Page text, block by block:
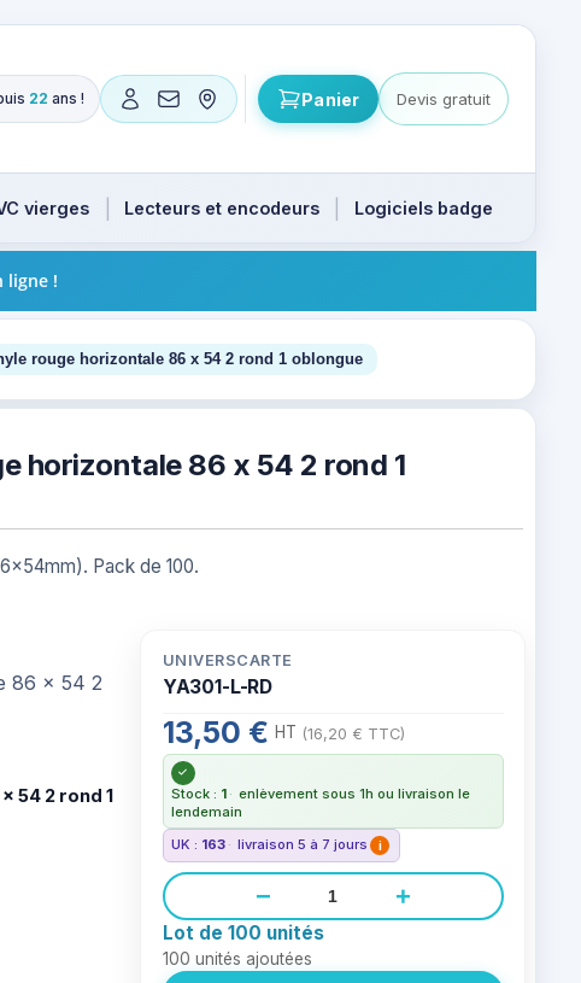
produits. Flèches haut et bas pour naviguer, Entrée
Panier Devis gratuit
22 ans !
vierges Lecteurs et encodeurs Logiciels badge
ligne !
rouge horizontale 86 x 54 2 rond 1 oblongue 4
horizontale 86 x 54 2 rond 1
Pack de 100.
UNIVERSCARTE
YA301-L-RD
13,50 € HT (16,20 € TTC)
Stock : 1 · enlèvement sous 1h ou livraison le
lendemain
UK : 163 · livraison 5 à 7 jours i
− +
Lot de 100 unités
100 unités ajoutées
54 2 rond 1